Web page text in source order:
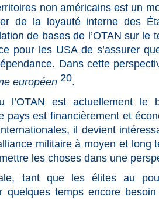
non américains est un
de la loyauté interne des
de bases de l’OTAN sur le
pour les USA de s’assurer
Dans cette
européen 20.
l’OTAN est actuellement le
pays est financièrement et
il devient
militaire à moyen et long
les choses dans une
tant que les élites au
quelques temps encore